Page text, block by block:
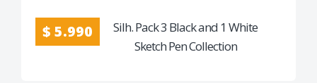
$ 5.990
Silh. Pack 3 Black and 1 White
Sketch Pen Collection